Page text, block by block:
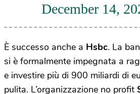
December 14,
È successo anche a Hsbc. La
si è formalmente impegnata a
e investire più di 900 miliardi di
pulita. L’organizzazione no profit